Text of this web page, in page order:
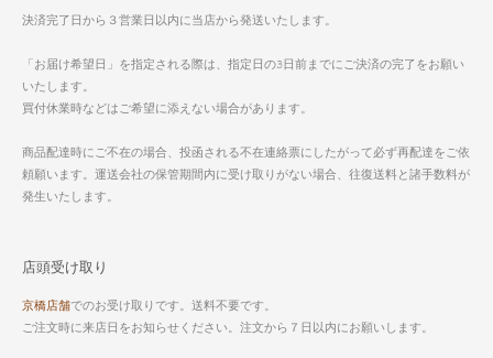
決済完了日から３営業日以内に当店から発送いたします。
「お届け希望日」を指定される際は、指定日の3日前までにご決済の完了をお願い
いたします。
買付休業時などはご希望に添えない場合があります。
商品配達時にご不在の場合、投函される不在連絡票にしたがって必ず再配達をご依
頼願います。運送会社の保管期間内に受け取りがない場合、往復送料と諸手数料が
発生いたします。
店頭受け取り
京橋店舗でのお受け取りです。送料不要です。
ご注文時に来店日をお知らせください。注文から７日以内にお願いします。